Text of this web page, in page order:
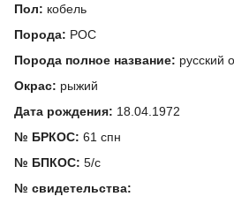
Пол: кобель
Порода: РОС
Порода полное название: русский
Окрас: рыжий
Дата рождения: 18.04.1972
№ БРКОС: 61 спн
№ БПКОС: 5/с
№ свидетельства: